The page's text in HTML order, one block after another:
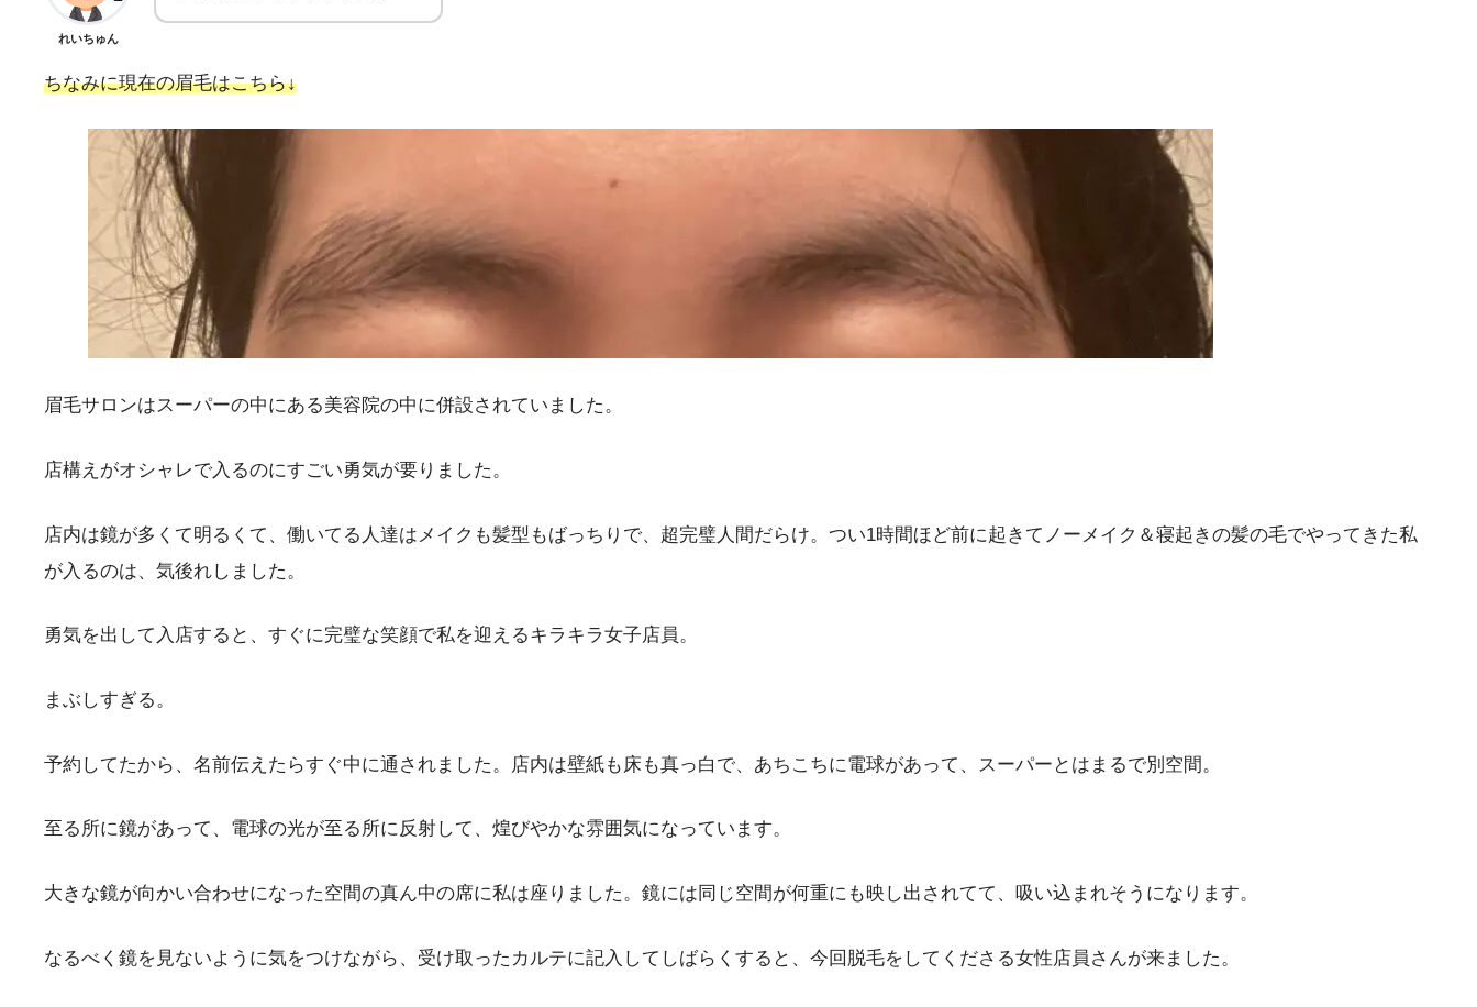
れいちゅん
ちなみに現在の眉毛はこちら↓
眉毛サロンはスーパーの中にある美容院の中に併設されていました。
店構えがオシャレで入るのにすごい勇気が要りました。
店内は鏡が多くて明るくて、働いてる人達はメイクも髪型もばっちりで、超完璧人間だらけ。つい1時間ほど前に起きてノーメイク＆寝起きの髪の毛でやってきた私
が入るのは、気後れしました。
勇気を出して入店すると、すぐに完璧な笑顔で私を迎えるキラキラ女子店員。
まぶしすぎる。
予約してたから、名前伝えたらすぐ中に通されました。店内は壁紙も床も真っ白で、あちこちに電球があって、スーパーとはまるで別空間。
至る所に鏡があって、電球の光が至る所に反射して、煌びやかな雰囲気になっています。
大きな鏡が向かい合わせになった空間の真ん中の席に私は座りました。鏡には同じ空間が何重にも映し出されてて、吸い込まれそうになります。
なるべく鏡を見ないように気をつけながら、受け取ったカルテに記入してしばらくすると、今回脱毛をしてくださる女性店員さんが来ました。